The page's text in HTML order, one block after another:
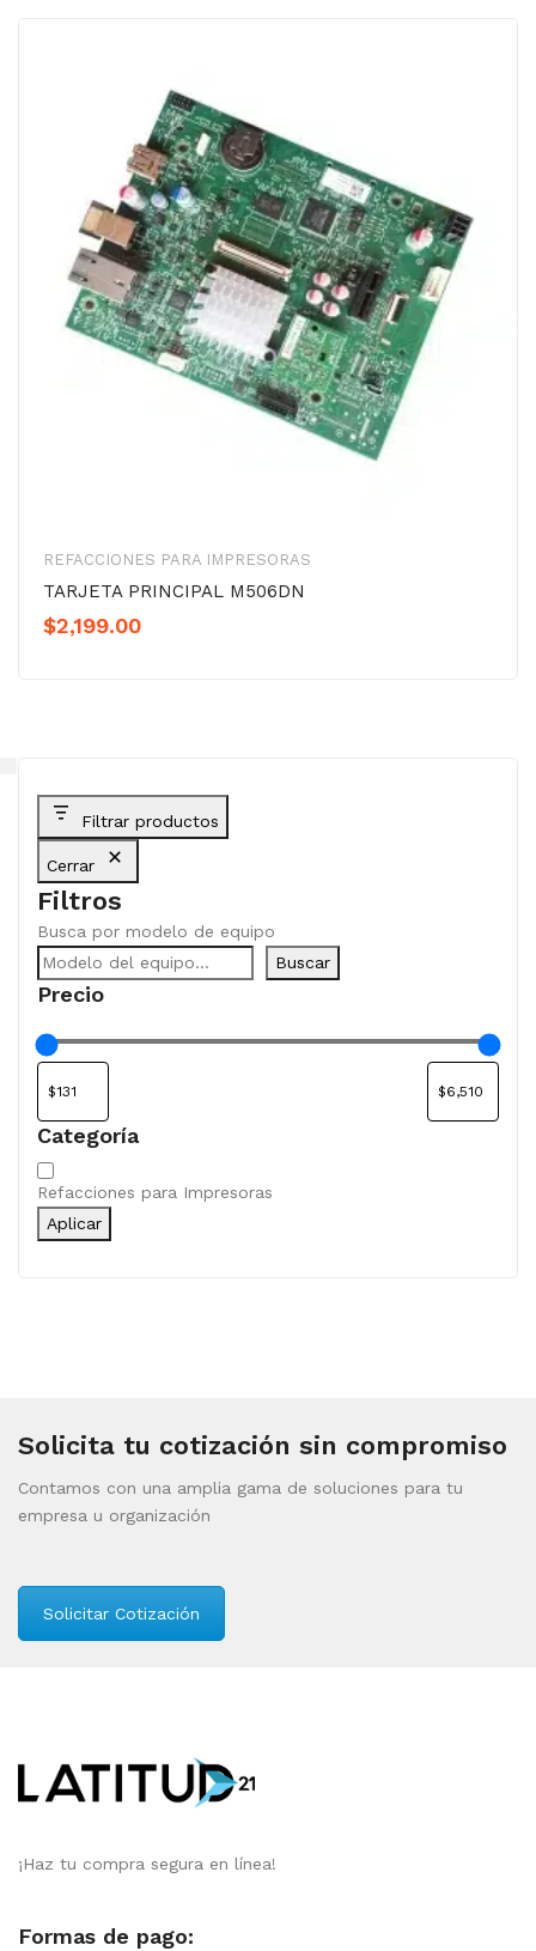
REFACCIONES PARA IMPRESORAS
TARJETA PRINCIPAL M506DN
$2,199.00
Filtrar productos
Cerrar
Filtros
Busca por modelo de equipo
Buscar
Precio
Categoría
Categoría
Refacciones para Impresoras
Aplicar
Solicita tu cotización sin compromiso
Contamos con una amplia gama de soluciones para tu
empresa u organización
Solicitar Cotización
¡Haz tu compra segura en línea!
Formas de pago: